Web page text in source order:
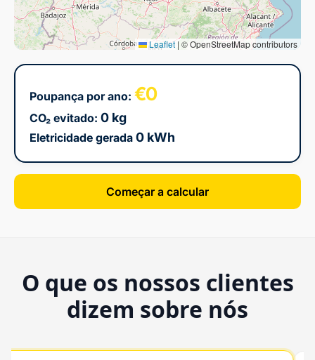
Leaflet | © OpenStreetMap contributors
Poupança por ano: €0
CO₂ evitado: 0 kg
Eletricidade gerada 0 kWh
Começar a calcular
O que os nossos clientes
dizem sobre nós